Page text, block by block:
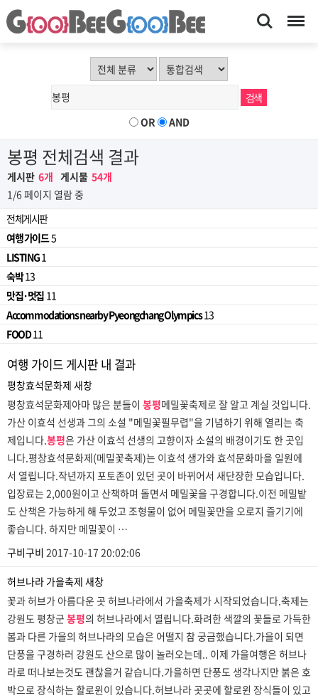
Search Menu
OR AND
봉평 전체검색 결과
게시판 6개 게시물 54개
1/6 페이지 열람 중
전체게시판
여행 가이드5
LISTING1
숙박13
맛집·멋집 11
Accommodations nearby Pyeongchang Olympics13
FOOD11
여행 가이드 게시판 내 결과
평창효석문화제 새창
평창효석문화제아마 많은 분들이 봉평메밀꽃축제로 잘 알고 계실 것입니다.
가산 이효석 선생과 그의 소설 "메밀꽃필무렵"을 기념하기 위해 열리는 축
제입니다.봉평은 가산 이효석 선생의 고향이자 소설의 배경이기도 한 곳입
니다.평창효석문화제(메밀꽃축제)는 이효석 생가와 효석문화마을 일원에
서 열립니다.작년까지 포토존이 있던 곳이 바뀌어서 새단장한 모습입니다.
입장료는 2,000원이고 산책하며 돌면서 메밀꽃을 구경합니다.이전 메밀밭
도 산책은 가능하게 해 두었고 조형물이 없어 메밀꽃만을 오로지 즐기기에
좋습니다. 하지만 메밀꽃이 …
구비구비 2017-10-17 20:02:06
허브나라 가을축제 새창
꽃과 허브가 아름다운 곳 허브나라에서 가을축제가 시작되었습니다.축제는
강원도 평창군 봉평의 허브나라에서 열립니다.화려한 색깔의 꽃들로 가득한
봄과 다른 가을의 허브나라의 모습은 어떨지 참 궁금했습니다.가을이 되면
단풍을 구경하러 강원도 산으로 많이 놀러오는데.. 이제 가을여행은 허브나
라로 떠나보는것도 괜찮을거 같습니다.가을하면 단풍도 생각나지만 붉은 호
박으로 장식하는 할로윈이 있습니다.허브나라 곳곳에 할로윈 장식들이 있고